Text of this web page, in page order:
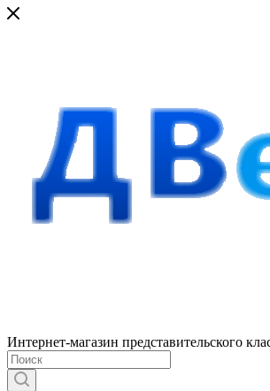
Интернет-магазин представительского